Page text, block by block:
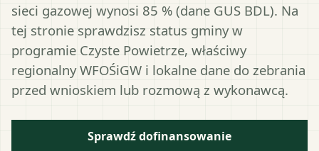
sieci gazowej wynosi 85 % (dane GUS BDL). Na
tej stronie sprawdzisz status gminy w
programie Czyste Powietrze, właściwy
regionalny WFOŚiGW i lokalne dane do zebrania
przed wnioskiem lub rozmową z wykonawcą.
Sprawdź dofinansowanie